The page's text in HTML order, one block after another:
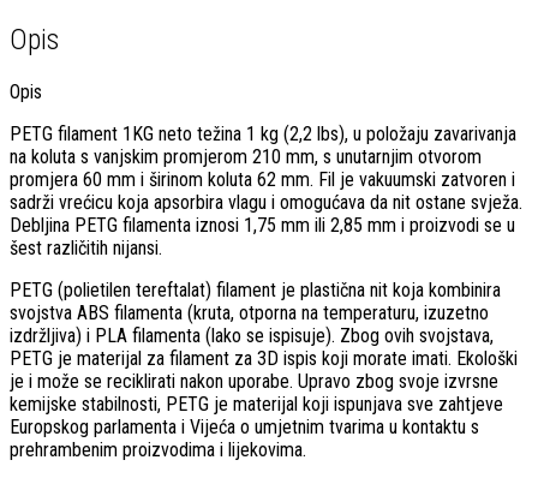
Opis
Opis
PETG filament 1KG neto težina 1 kg (2,2 lbs), u položaju zavarivanja
na koluta s vanjskim promjerom 210 mm, s unutarnjim otvorom
promjera 60 mm i širinom koluta 62 mm. Fil je vakuumski zatvoren i
sadrži vrećicu koja apsorbira vlagu i omogućava da nit ostane svježa.
Debljina PETG filamenta iznosi 1,75 mm ili 2,85 mm i proizvodi se u
šest različitih nijansi.
PETG (polietilen tereftalat) filament je plastična nit koja kombinira
svojstva ABS filamenta (kruta, otporna na temperaturu, izuzetno
izdržljiva) i PLA filamenta (lako se ispisuje). Zbog ovih svojstava,
PETG je materijal za filament za 3D ispis koji morate imati. Ekološki
je i može se reciklirati nakon uporabe. Upravo zbog svoje izvrsne
kemijske stabilnosti, PETG je materijal koji ispunjava sve zahtjeve
Europskog parlamenta i Vijeća o umjetnim tvarima u kontaktu s
prehrambenim proizvodima i lijekovima.